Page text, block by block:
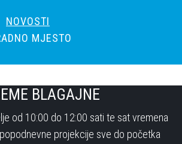
NOVOSTI
MJESTO
BLAGAJNE
od 10:00 do 12:00 sati te sat vremena
projekcije sve do početka